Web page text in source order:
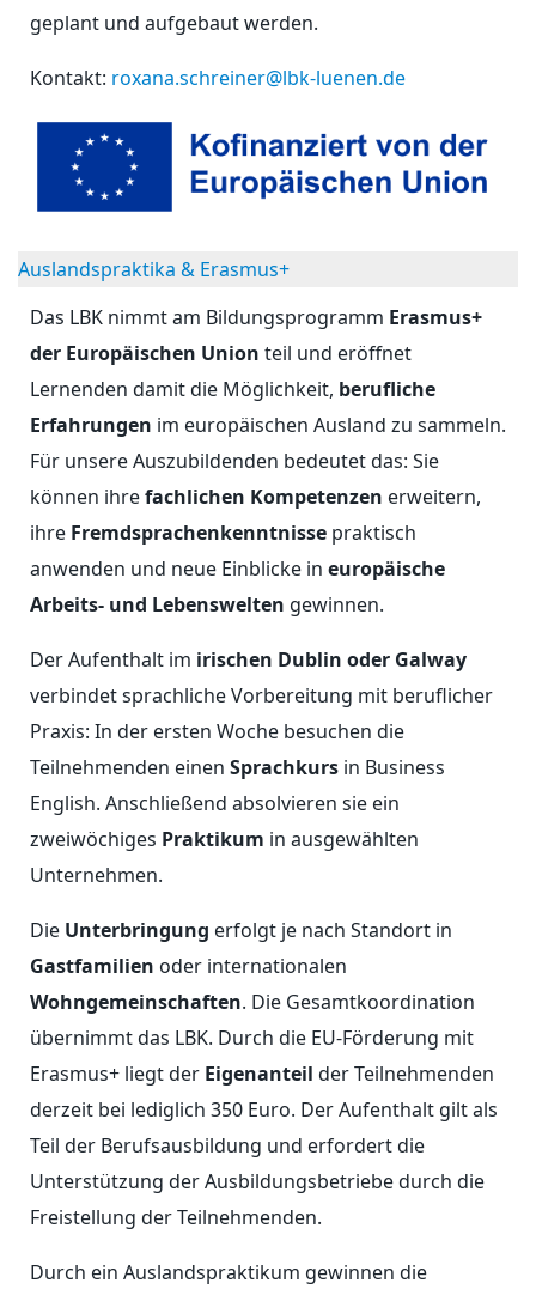
geplant und aufgebaut werden.
Kontakt: roxana.schreiner@lbk-luenen.de
Auslandspraktika & Erasmus+
Das LBK nimmt am Bildungsprogramm Erasmus+
der Europäischen Union teil und eröffnet
Lernenden damit die Möglichkeit, berufliche
Erfahrungen im europäischen Ausland zu sammeln.
Für unsere Auszubildenden bedeutet das: Sie
können ihrefachlichen Kompetenzen erweitern,
ihre Fremdsprachenkenntnisse praktisch
anwenden und neue Einblicke in europäische
Arbeits- und Lebenswelten gewinnen.
Der Aufenthalt im irischen Dublin oder Galway
verbindet sprachliche Vorbereitung mit beruflicher
Praxis: In der ersten Woche besuchen die
Teilnehmenden einen Sprachkurs in Business
English. Anschließend absolvieren sie ein
zweiwöchiges Praktikum in ausgewählten
Unternehmen.
Die Unterbringung erfolgt je nach Standort in
Gastfamilien oder internationalen
Wohngemeinschaften. Die Gesamtkoordination
übernimmt das LBK. Durch die EU-Förderung mit
Erasmus+ liegt der Eigenanteil der Teilnehmenden
derzeit bei lediglich 350 Euro. Der Aufenthalt gilt als
Teil der Berufsausbildung und erfordert die
Unterstützung der Ausbildungsbetriebe durch die
Freistellung der Teilnehmenden.
Durch ein Auslandspraktikum gewinnen die